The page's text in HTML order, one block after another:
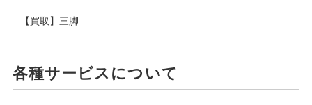
【買取】三脚
各種サービスについて